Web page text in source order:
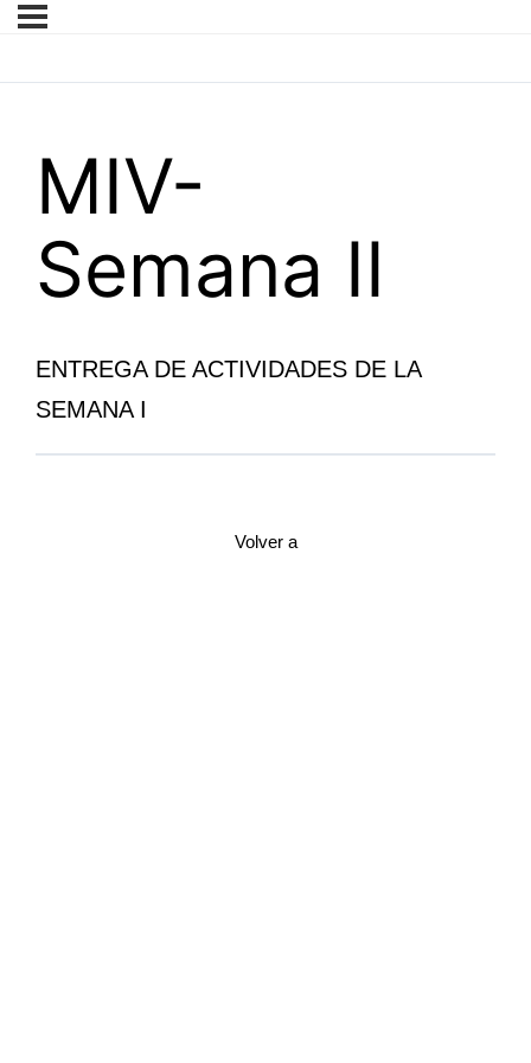
MIV-
Semana II
ENTREGA DE ACTIVIDADES DE LA
SEMANA I
Volver a